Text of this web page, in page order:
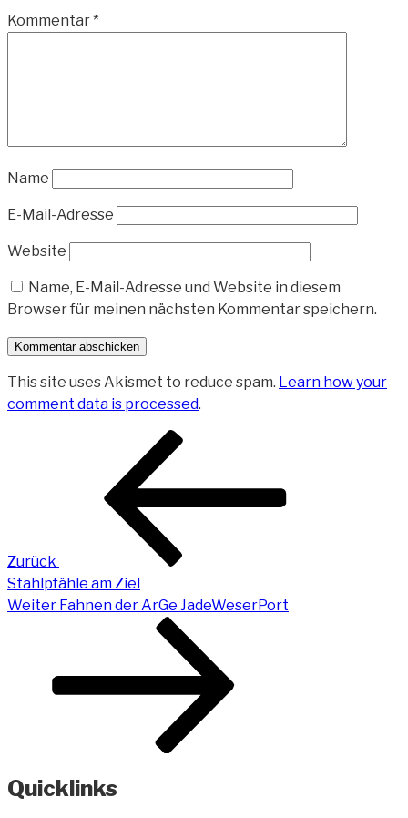
Kommentar*
Name
E-Mail-Adresse
Website
Name, E-Mail-Adresse und Website in diesem
Browser für meinen nächsten Kommentar speichern.
This site uses Akismet to reduce spam. Learn how your
comment data is processed.
Beitragsnavigation
Zurück
Stahlpfähle am Ziel
Nächster
Weiter Fahnen der ArGe JadeWeserPort
Quicklinks